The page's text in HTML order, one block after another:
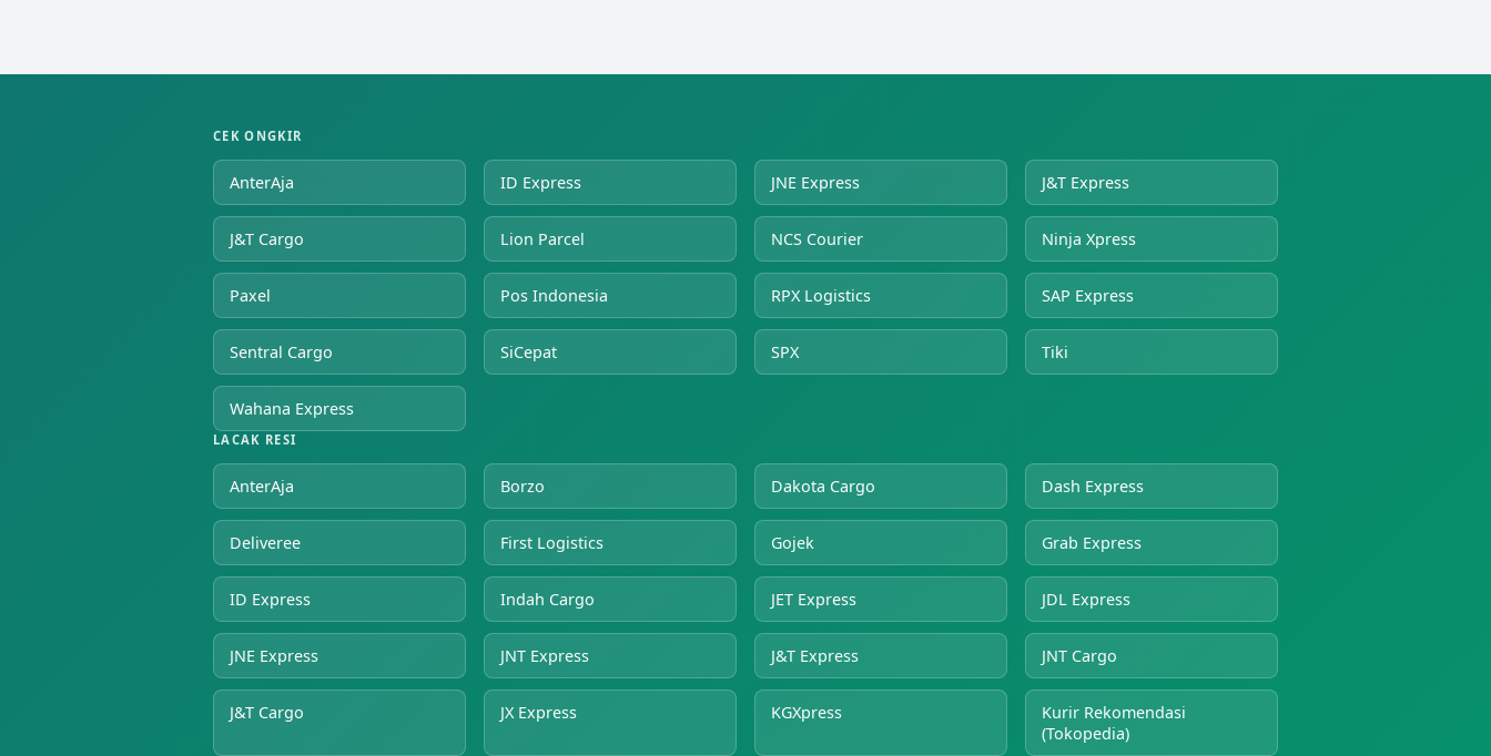
CEK ONGKIR
AnterAja ID Express JNE Express J&T Express
J&T Cargo Lion Parcel NCS Courier Ninja Xpress
Paxel Pos Indonesia RPX Logistics SAP Express
Sentral Cargo SiCepat SPX Tiki
Wahana Express
LACAK RESI
AnterAja Borzo Dakota Cargo Dash Express
Deliveree First Logistics Gojek Grab Express
ID Express Indah Cargo JET Express JDL Express
JNE Express JNT Express J&T Express JNT Cargo
J&T Cargo JX Express KGXpress
Kurir Rekomendasi
(Tokopedia)